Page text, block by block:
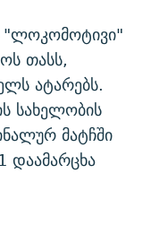
- 2022
ᲐᲛᲑᲐᲕᲘ
"ლოკომოტივი"
თასს,
ატარებს.
სახელობის
მატჩში
დაამარცხა